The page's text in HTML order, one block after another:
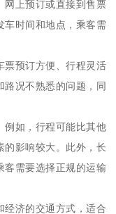
网上预订或直接到售票
车时间和地点，乘客需
票预订方便、行程灵活
路况不熟悉的问题，同
例如，行程可能比其他
的影响较大。此外，长
客需要选择正规的运输
经济的交通方式，适合